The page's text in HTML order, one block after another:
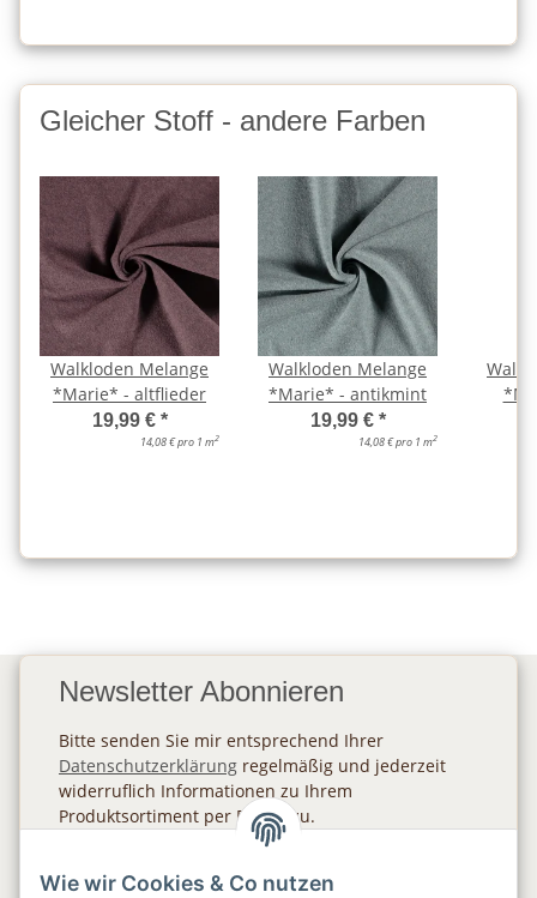
Gleicher Stoff - andere Farben
Walkloden Melange
*Marie* - altflieder
19,99 € *
14,08 € pro 1 m2
Walkloden Melange
*Marie* - antikmint
19,99 € *
14,08 € pro 1 m2
Newsletter Abonnieren
Bitte senden Sie mir entsprechend Ihrer
Datenschutzerklärung regelmäßig und jederzeit
widerruflich Informationen zu Ihrem
Produktsortiment per E-Mail zu.
Wie wir Cookies & Co nutzen